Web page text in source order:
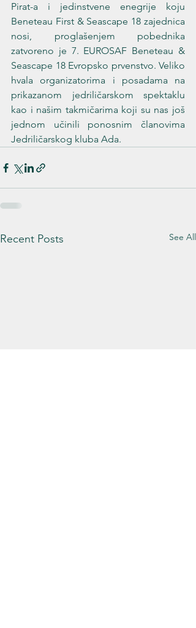
Pirat-a i jedinstvene enegrije koju
Beneteau First & Seascape 18 zajednica
nosi, proglašenjem pobednika
zatvoreno je 7. EUROSAF Beneteau &
Seascape 18 Evropsko prvenstvo. Veliko
hvala organizatorima i posadama na
prikazanom jedriličarskom spektaklu
kao i našim takmičarima koji su nas još
jednom učinili ponosnim članovima
Jedriličarskog kluba Ada.
Recent Posts See All